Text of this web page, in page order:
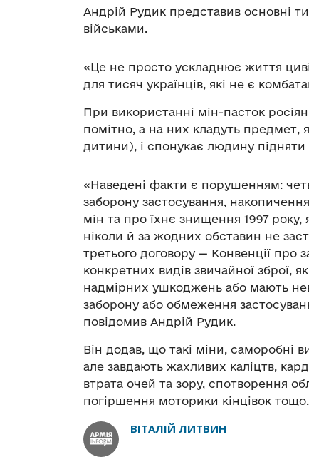
Андрій Рудик представив основні
військами.
«Це не просто ускладнює життя
для тисяч українців, які не є
При використанні мін-пасток
помітно, а на них кладуть предмет,
дитини), і спонукає людину
«Наведені факти є порушенням:
заборону застосування,
мін та про їхнє знищення 1997
ніколи й за жодних обставин не
третього договору — Конвенції про
конкретних видів звичайної зброї,
надмірних ушкоджень або мають
заборону або обмеження
повідомив Андрій Рудик.
Він додав, що такі міни, саморобні
але завдають жахливих каліцтв,
втрата очей та зору, спотворення
погіршення моторики кінцівок тощо.
ВІТАЛІЙ ЛИТВИН